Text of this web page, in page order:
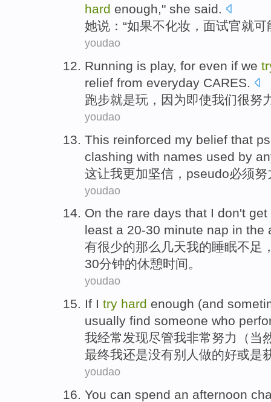
hard enough," she said.
她说：“如果不化妆 ， 面试官就可
youdao
Running is play, for even if we
relief from everyday CARES.
跑步就是玩 ， 因为即使我们很努
youdao
This reinforced my belief that
clashing with names used by
这让我更加坚信 ， pseudo必须努
youdao
On the rare days that I don't get
least a 20-30 minute nap in the
有很少的那么 几天我的睡眠不足
30分钟的休憩时间。
youdao
If I try hard enough (and
usually find someone who
我经常发现尽管我非常努力（ 当
最终我还是没有别人 做的好或是
youdao
You can spend an afternoon